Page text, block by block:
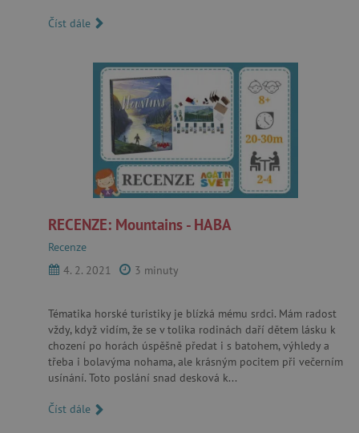
Číst dále
RECENZE: Mountains - HABA
Recenze
4. 2. 2021
3 minuty
Tématika horské turistiky je blízká mému srdci. Mám radost
vždy, když vidím, že se v tolika rodinách daří dětem lásku k
chození po horách úspěšně předat i s batohem, výhledy a
třeba i bolavýma nohama, ale krásným pocitem při večerním
usínání. Toto poslání snad desková k...
Číst dále